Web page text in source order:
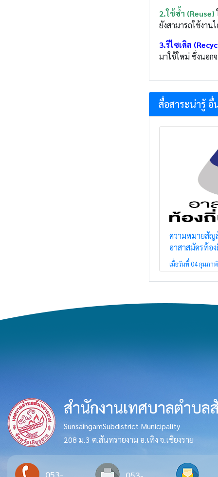
2.ใช้ซ้ำ (Reuse)
ยังสามารถใช้งาน
3.รีไซเคิล
มาใช้ใหม่ ซึ่งนอก
สื่อสาระน่ารู้ อื่
ความหมายสั
อาสาสมัครท้อ
เมื่อวันที่ 04 กุมภา
สำนักงานเทศบาลตำบล
SunsaingamSubdistrict Municipality
208 ม.3 ต.สันทรายงาม อ.เทิง จ.เชียงราย
053- 053-